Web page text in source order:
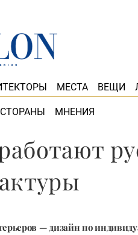
МЕСТА ВЕЩИ
МНЕНИЯ
— дизайн по